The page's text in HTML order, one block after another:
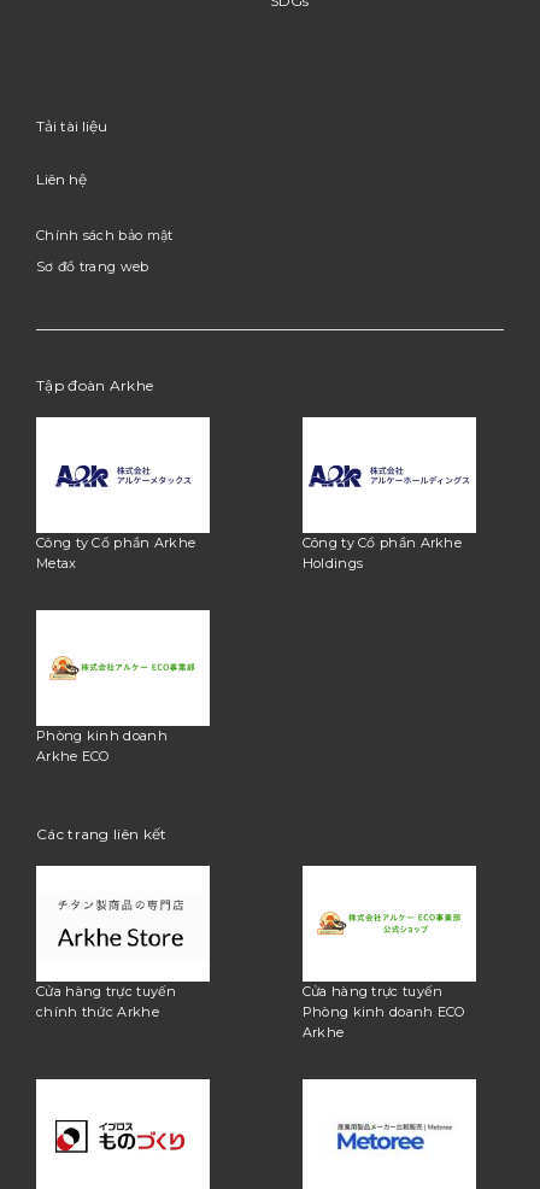
Tải tài liệu
Liên hệ
Chính sách bảo mật
Sơ đồ trang web
Tập đoàn Arkhe
Công ty Cổ phần Arkhe
Metax
Công ty Cổ phần Arkhe
Holdings
Phòng kinh doanh
Arkhe ECO
Các trang liên kết
Cửa hàng trực tuyến
chính thức Arkhe
Cửa hàng trực tuyến
Phòng kinh doanh ECO
Arkhe